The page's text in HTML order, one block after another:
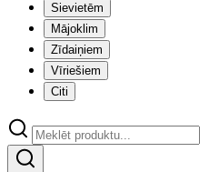
Sievietēm
Mājoklim
Zīdaiņiem
Vīriešiem
Citi